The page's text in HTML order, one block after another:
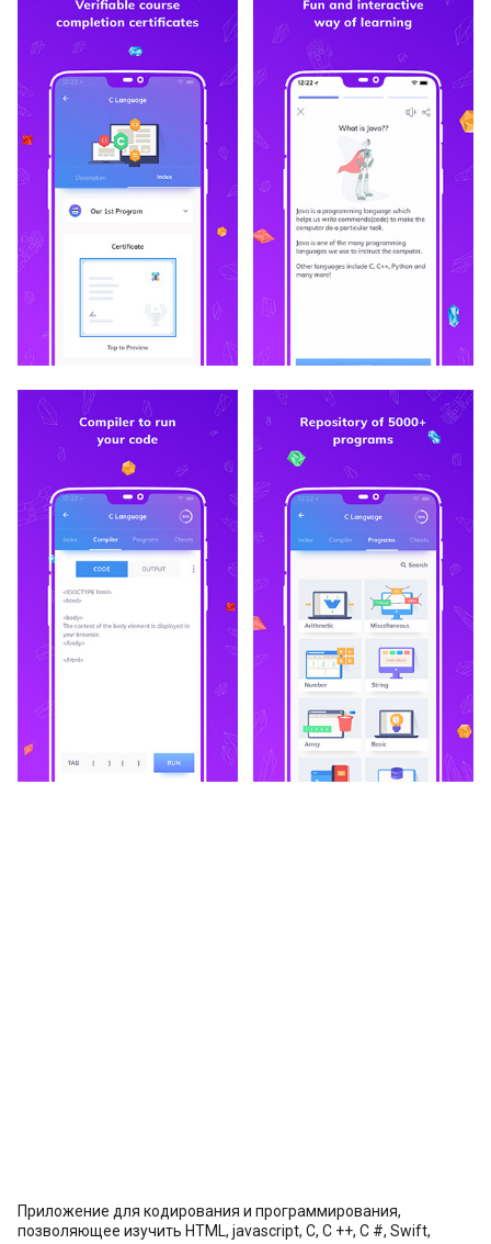
Приложение для кодирования и программирования,
позволяющее изучить HTML, javascript, C, C ++, C #, Swift,